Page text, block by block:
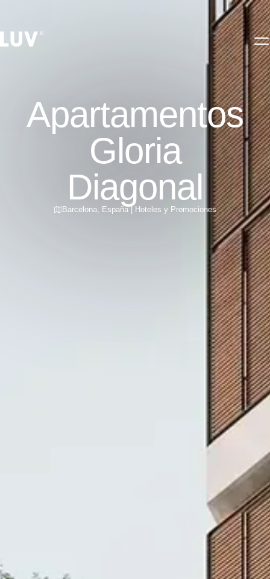
Apartamentos
Gloria
Diagonal
Barcelona, España Hoteles y Promociones